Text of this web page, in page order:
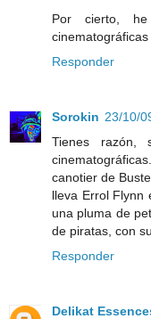
Por cierto,
Responder
Sorokin 23/10/
Tienes razón,
canotier de
lleva Errol Flynn
una pluma de
de piratas, con
Responder
Delikat